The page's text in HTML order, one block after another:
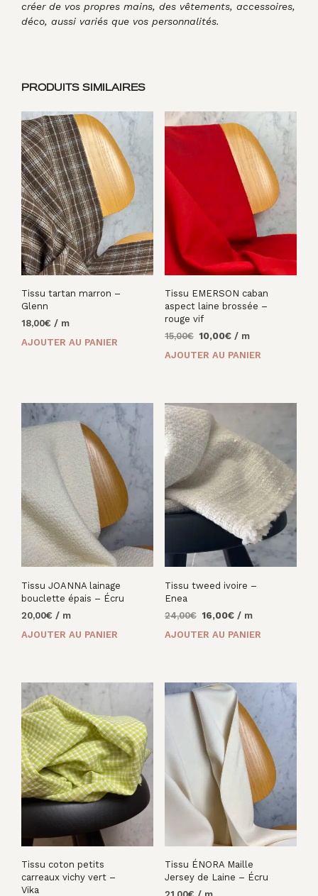
créer de vos propres mains, des vêtements, accessoires,
déco, aussi variés que vos personnalités.
PRODUITS SIMILAIRES
Tissu tartan marron –
Glenn
18,00€ / m
AJOUTER AU PANIER
Tissu EMERSON caban
aspect laine brossée –
rouge vif
15,00€ Le
10,00€Le/ m
AJOUTER AU PANIER
Tissu JOANNA lainage
bouclette épais – Écru
20,00€ / m
AJOUTER AU PANIER
Tissu tweed ivoire –
Enea
24,00€ Le
16,00€Le/ m
AJOUTER AU PANIER
Tissu coton petits
carreaux vichy vert –
Vika
Tissu ÉNORA Maille
Jersey de Laine – Écru